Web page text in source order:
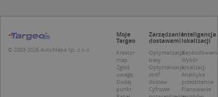
© 2003-2026 AutoMapa Sp. z o.o.
Moje
Targeo
Kreator
map
Zgłoś
uwagę
Dodaj
punkt
Zarządzanie
dostawami
Optymalizacja
trasy
Optymalizacja
stref
dostaw
Cyfrowe
Inteligencja
lokalizacji
Wybór
lokalizacji
Analityka
przestrzenna
Planowanie